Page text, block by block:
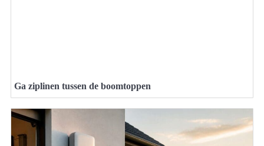
Ga ziplinen tussen de boomtoppen